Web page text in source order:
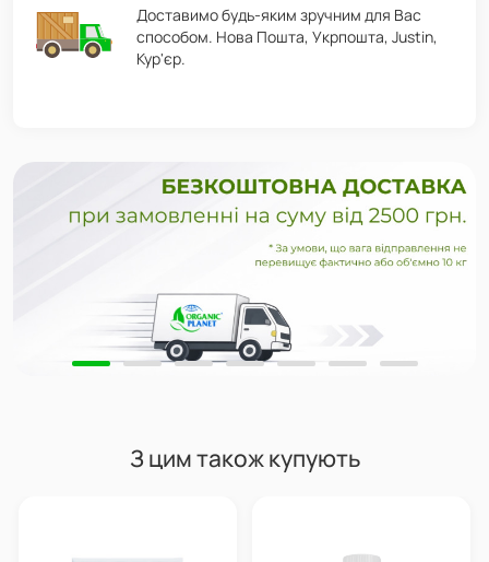
Доставимо будь-яким зручним для Вас
способом. Нова Пошта, Укрпошта, Justin,
Кур'єр.
З цим також купують